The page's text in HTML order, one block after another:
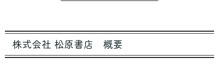
株式会社 松原書店 概要